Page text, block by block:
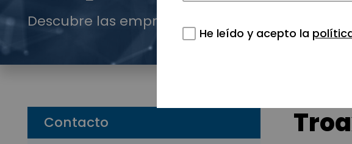
Descubre las empresas que impulsan la
Contacto
He leído y acepto la